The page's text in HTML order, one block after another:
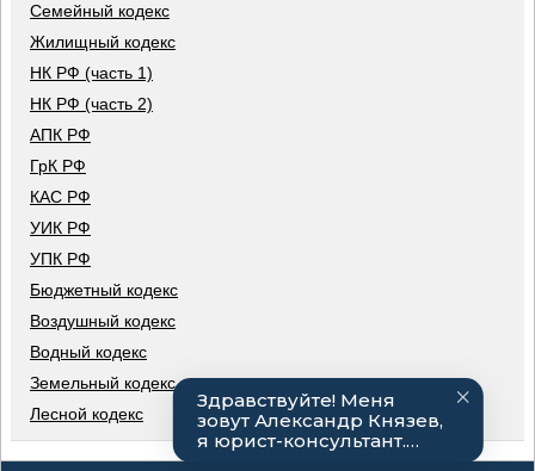
Семейный кодекс
Жилищный кодекс
НК РФ (часть 1)
НК РФ (часть 2)
АПК РФ
ГрК РФ
КАС РФ
УИК РФ
УПК РФ
Бюджетный кодекс
Воздушный кодекс
Водный кодекс
Земельный кодекс
Лесной кодекс